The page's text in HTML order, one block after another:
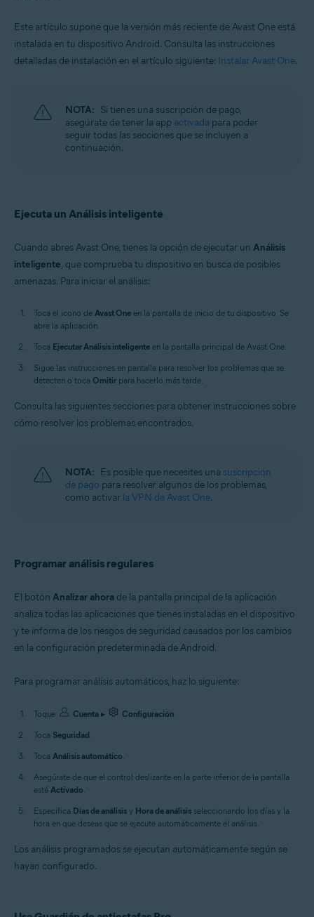
Este artículo supone que la versión más reciente de Avast One está
instalada en tu dispositivo Android. Consulta las instrucciones
detalladas de instalación en el artículo siguiente: Instalar Avast One.
NOTA: Si tienes una suscripción de pago,
asegúrate de tener la app activada para poder
seguir todas las secciones que se incluyen a
continuación.
Ejecuta un Análisis inteligente
Cuando abres Avast One, tienes la opción de ejecutar un Análisis
inteligente, que comprueba tu dispositivo en busca de posibles
amenazas. Para iniciar el análisis:
Toca el icono de Avast One en la pantalla de inicio de tu dispositivo. Se
abre la aplicación.
Toca Ejecutar Análisis inteligente en la pantalla principal de Avast One.
Sigue las instrucciones en pantalla para resolver los problemas que se
detecten o toca Omitir para hacerlo más tarde.
Consulta las siguientes secciones para obtener instrucciones sobre
cómo resolver los problemas encontrados.
NOTA: Es posible que necesites una suscripción
de pago para resolver algunos de los problemas,
como activar la VPN de Avast One.
Programar análisis regulares
El botón Analizar ahora de la pantalla principal de la aplicación
analiza todas las aplicaciones que tienes instaladas en el dispositivo
y te informa de los riesgos de seguridad causados por los cambios
en la configuración predeterminada de Android.
Para programar análisis automáticos, haz lo siguiente:
Toque Cuenta ▸ Configuración.
Toca Seguridad.
Toca Análisis automático.
Asegúrate de que el control deslizante en la parte inferior de la pantalla
esté Activado.
Especifica Días de análisis y Hora de análisis seleccionando los días y la
hora en que deseas que se ejecute automáticamente el análisis.
Los análisis programados se ejecutan automáticamente según se
hayan configurado.